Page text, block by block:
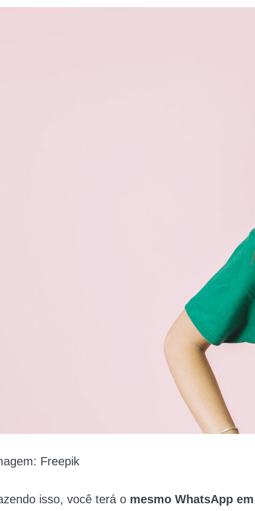
Freepik
isso, você terá o mesmo WhatsApp